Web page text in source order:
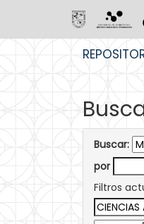
Buscar:
por
Filtros